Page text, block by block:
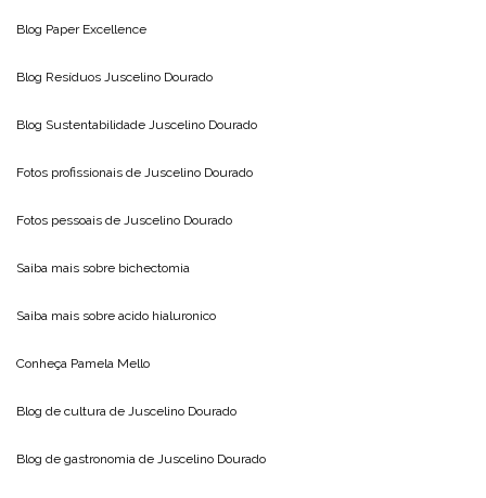
Blog Paper Excellence
Blog Resíduos Juscelino Dourado
Blog Sustentabilidade Juscelino Dourado
Fotos profissionais de Juscelino Dourado
Fotos pessoais de Juscelino Dourado
Saiba mais sobre bichectomia
Saiba mais sobre acido hialuronico
Conheça Pamela Mello
Blog de cultura de Juscelino Dourado
Blog de gastronomia de Juscelino Dourado